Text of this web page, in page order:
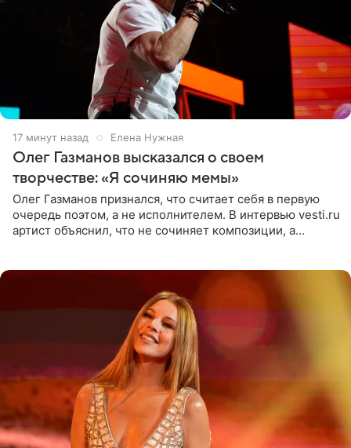
17 минут назад Елена Нужная
Олег Газманов высказался о своем
творчестве: «Я сочиняю мемы»
Олег Газманов признался, что считает себя в первую
очередь поэтом, а не исполнителем. В интервью vesti.ru
артист объяснил, что не сочиняет композиции, а